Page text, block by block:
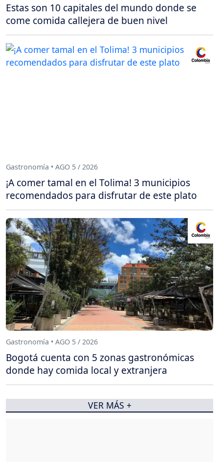
Estas son 10 capitales del mundo donde se
come comida callejera de buen nivel
Gastronomía • AGO 5 / 2026
¡A comer tamal en el Tolima! 3 municipios
recomendados para disfrutar de este plato
Gastronomía • AGO 5 / 2026
Bogotá cuenta con 5 zonas gastronómicas
donde hay comida local y extranjera
VER MÁS +